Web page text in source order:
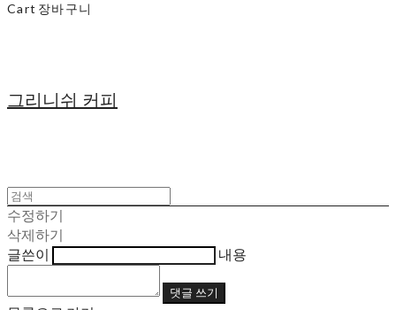
Cart 장바구니
그리니쉬 커피
수정하기
삭제하기
글쓴이
내용
댓글 쓰기